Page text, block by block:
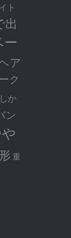
ト
出
ー
ア
ク
か
ン
重